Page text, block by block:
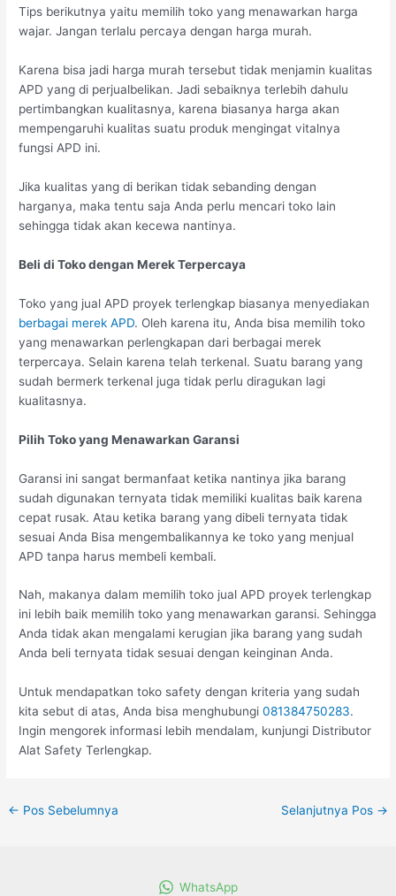
Tips berikutnya yaitu memilih toko yang menawarkan harga
wajar. Jangan terlalu percaya dengan harga murah.
Karena bisa jadi harga murah tersebut tidak menjamin kualitas
APD yang di perjualbelikan. Jadi sebaiknya terlebih dahulu
pertimbangkan kualitasnya, karena biasanya harga akan
mempengaruhi kualitas suatu produk mengingat vitalnya
fungsi APD ini.
Jika kualitas yang di berikan tidak sebanding dengan
harganya, maka tentu saja Anda perlu mencari toko lain
sehingga tidak akan kecewa nantinya.
Beli di Toko dengan Merek Terpercaya
Toko yang jual APD proyek terlengkap biasanya menyediakan
berbagai merek APD. Oleh karena itu, Anda bisa memilih toko
yang menawarkan perlengkapan dari berbagai merek
terpercaya. Selain karena telah terkenal. Suatu barang yang
sudah bermerk terkenal juga tidak perlu diragukan lagi
kualitasnya.
Pilih Toko yang Menawarkan Garansi
Garansi ini sangat bermanfaat ketika nantinya jika barang
sudah digunakan ternyata tidak memiliki kualitas baik karena
cepat rusak. Atau ketika barang yang dibeli ternyata tidak
sesuai Anda Bisa mengembalikannya ke toko yang menjual
APD tanpa harus membeli kembali.
Nah, makanya dalam memilih toko jual APD proyek terlengkap
ini lebih baik memilih toko yang menawarkan garansi. Sehingga
Anda tidak akan mengalami kerugian jika barang yang sudah
Anda beli ternyata tidak sesuai dengan keinginan Anda.
Untuk mendapatkan toko safety dengan kriteria yang sudah
kita sebut di atas, Anda bisa menghubungi081384750283.
Ingin mengorek informasi lebih mendalam, kunjungi Distributor
Alat Safety Terlengkap.
← Pos Sebelumnya Selanjutnya Pos →
WhatsApp